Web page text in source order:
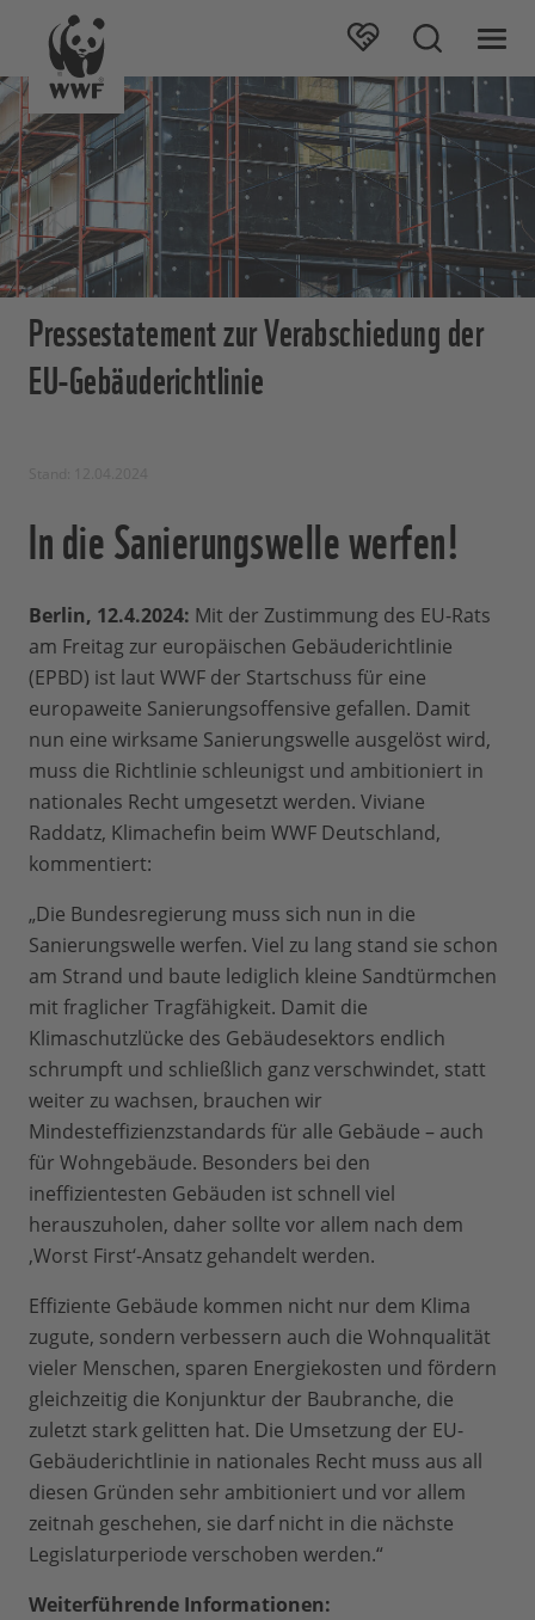
Pressestatement zur Verabschiedung der
EU-Gebäuderichtlinie
In die Sanierungswelle werfen!
Berlin, 12.4.2024: Mit der Zustimmung des EU-Rats
am Freitag zur europäischen Gebäuderichtlinie
(EPBD) ist laut WWF der Startschuss für eine
europaweite Sanierungsoffensive gefallen. Damit
nun eine wirksame Sanierungswelle ausgelöst wird,
muss die Richtlinie schleunigst und ambitioniert in
nationales Recht umgesetzt werden. Viviane
Raddatz, Klimachefin beim WWF Deutschland,
kommentiert:
„Die Bundesregierung muss sich nun in die
Sanierungswelle werfen. Viel zu lang stand sie schon
am Strand und baute lediglich kleine Sandtürmchen
mit fraglicher Tragfähigkeit. Damit die
Klimaschutzlücke des Gebäudesektors endlich
schrumpft und schließlich ganz verschwindet, statt
weiter zu wachsen, brauchen wir
Mindesteffizienzstandards für alle Gebäude – auch
für Wohngebäude. Besonders bei den
ineffizientesten Gebäuden ist schnell viel
herauszuholen, daher sollte vor allem nach dem
‚Worst First‘-Ansatz gehandelt werden.
Effiziente Gebäude kommen nicht nur dem Klima
zugute, sondern verbessern auch die Wohnqualität
vieler Menschen, sparen Energiekosten und fördern
gleichzeitig die Konjunktur der Baubranche, die
zuletzt stark gelitten hat. Die Umsetzung der EU-
Gebäuderichtlinie in nationales Recht muss aus all
diesen Gründen sehr ambitioniert und vor allem
zeitnah geschehen, sie darf nicht in die nächste
Legislaturperiode verschoben werden.“
Weiterführende Informationen: